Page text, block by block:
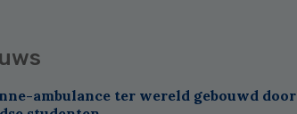
ambulance ter wereld gebouwd door